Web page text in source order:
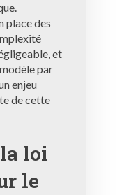
place des
et
par
enjeu
de cette
loi
le